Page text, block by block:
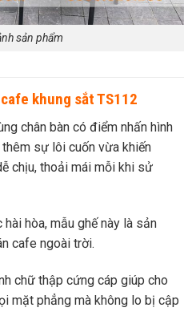
sản phẩm
khung sắt TS112
chân bàn có điểm nhấn hình
sự lôi cuốn vừa khiến
chịu, thoải mái mỗi khi sử
hòa, mẫu ghế này là sản
cafe ngoài trời.
chữ thập cứng cáp giúp cho
mặt phẳng mà không lo bị cập